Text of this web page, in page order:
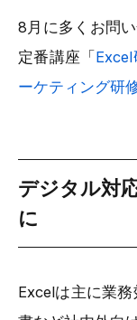
8月に多くお問
定番講座「Excel
ーケティング研
デジタル対
に
Excelは主に業